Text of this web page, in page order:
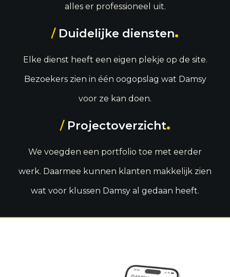
alles er professioneel uit.
/ Duidelijke diensten.
Elke dienst heeft een eigen plekje op de site.
Bezoekers zien in één oogopslag wat Damsy
voor ze kan doen.
/ Projectoverzicht.
We voegden een portfolio toe met eerder
werk. Daarmee kunnen klanten makkelijk zien
wat voor klussen Damsy al gedaan heeft.